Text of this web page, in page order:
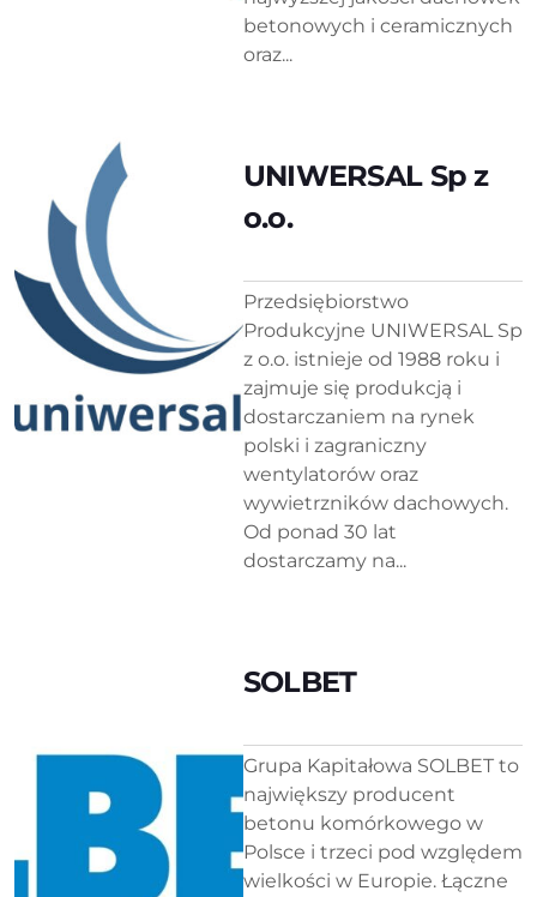
betonowych i ceramicznych
oraz...
UNIWERSAL Sp z
o.o.
Przedsiębiorstwo
Produkcyjne UNIWERSAL Sp
z o.o. istnieje od 1988 roku i
zajmuje się produkcją i
dostarczaniem na rynek
polski i zagraniczny
wentylatorów oraz
wywietrzników dachowych.
Od ponad 30 lat
dostarczamy na...
SOLBET
Grupa Kapitałowa SOLBET to
największy producent
betonu komórkowego w
Polsce i trzeci pod względem
wielkości w Europie. Łączne